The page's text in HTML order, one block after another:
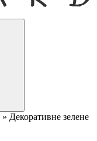
» Декоративне зелене